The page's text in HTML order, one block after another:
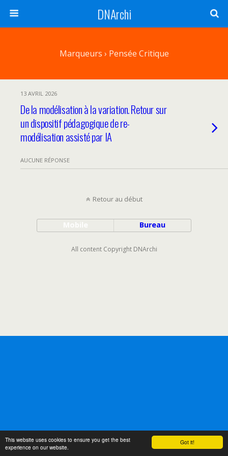
Got it!
This website uses cookies to ensure you get the best
experience on our website.
DNArchi
Marqueurs › Pensée Critique
13 AVRIL 2026
De la modélisation à la variation. Retour sur
un dispositif pédagogique de re-
modélisation assisté par IA
AUCUNE RÉPONSE
Retour au début
Bureau
All content Copyright DNArchi